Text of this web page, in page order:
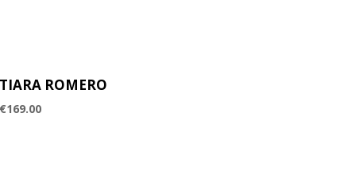
TIARA ROMERO
€169.00